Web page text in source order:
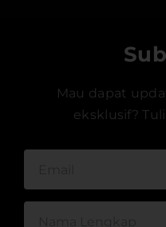
Mau dapat
eksklusif?